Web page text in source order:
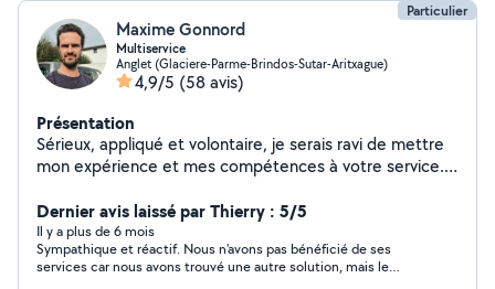
Particulier
Maxime Gonnord
Multiservice
Anglet (Glaciere-Parme-Brindos-Sutar-Aritxague)
4,9/5 (58 avis)
Présentation
Sérieux, appliqué et volontaire, je serais ravi de mettre
mon expérience et mes compétences à votre service.
clavier et souris pour me lancer avec passion et
application dans divers travaux, autant en intérieur qu'en
extérieur. N'hésitez pas à me faire confiance ou a me
contacter pour plus de précisions.
Dernier avis laissé par Thierry : 5/5
Il y a plus de 6 mois
Sympathique et réactif. Nous n'avons pas bénéficié de ses
services car nous avons trouvé une autre solution, mais le